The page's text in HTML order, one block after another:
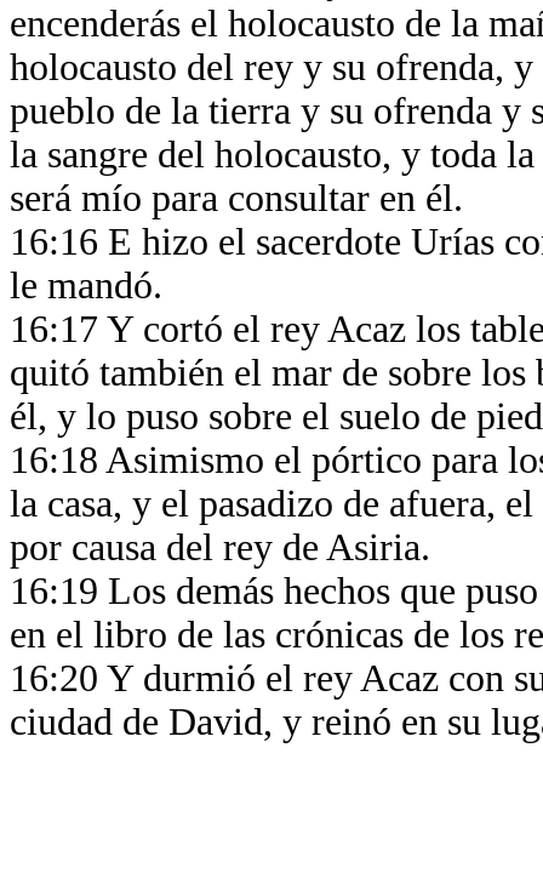
encenderás el holocausto de la
holocausto del rey y su ofrenda,
pueblo de la tierra y su ofrenda y
la sangre del holocausto, y toda
será mío para consultar en él.
16:16 E hizo el sacerdote Urías
le mandó.
16:17 Y cortó el rey Acaz los
quitó también el mar de sobre los
él, y lo puso sobre el suelo de
16:18 Asimismo el pórtico para
la casa, y el pasadizo de afuera,
por causa del rey de Asiria.
16:19 Los demás hechos que
en el libro de las crónicas de los
16:20 Y durmió el rey Acaz con
ciudad de David, y reinó en su